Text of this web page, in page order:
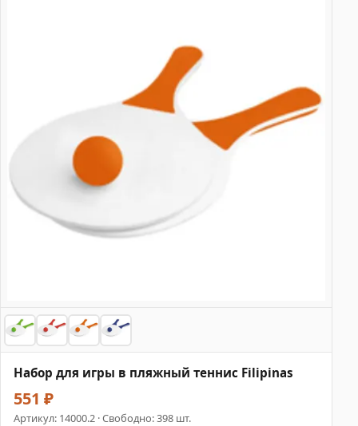
Набор для игры в пляжный теннис Filipinas
551 ₽
Артикул: 14000.2 · Свободно: 398 шт.